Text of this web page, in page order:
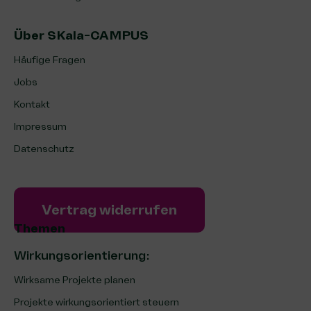
Über SKala-CAMPUS
Häufige Fragen
Jobs
Kontakt
Impressum
Datenschutz
Vertrag widerrufen
Themen
Wirkungsorientierung:
Wirksame Projekte planen
Projekte wirkungsorientiert steuern